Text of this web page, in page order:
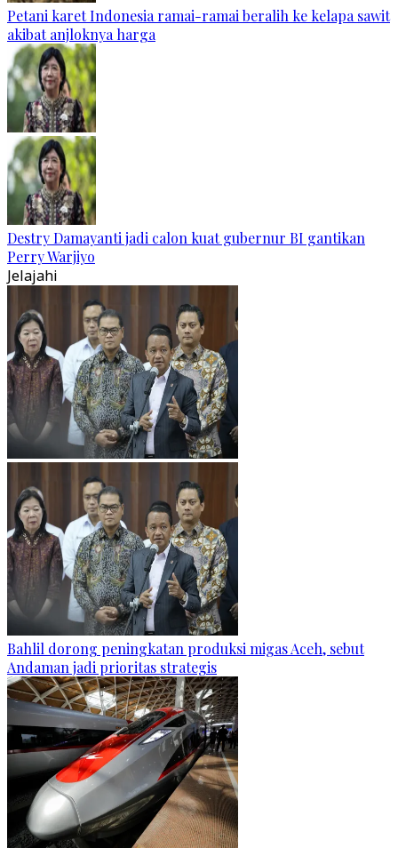
Petani karet Indonesia ramai-ramai beralih ke kelapa sawit
akibat anjloknya harga
Destry Damayanti jadi calon kuat gubernur BI gantikan
Perry Warjiyo
Jelajahi
Bahlil dorong peningkatan produksi migas Aceh, sebut
Andaman jadi prioritas strategis